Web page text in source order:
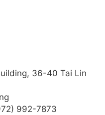
36-40 Tai Lin
992-7873